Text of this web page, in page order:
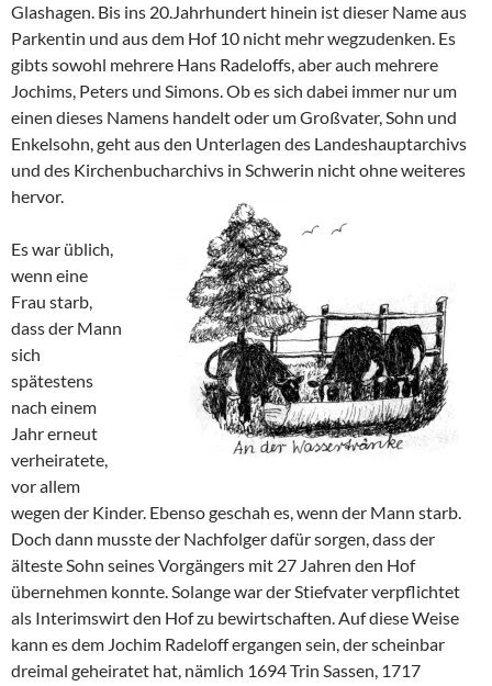
Glashagen. Bis ins 20.Jahrhundert hinein ist dieser Name aus
Parkentin und aus dem Hof 10 nicht mehr wegzudenken. Es
gibts sowohl mehrere Hans Radeloffs, aber auch mehrere
Jochims, Peters und Simons. Ob es sich dabei immer nur um
einen dieses Namens handelt oder um Großvater, Sohn und
Enkelsohn, geht aus den Unterlagen des Landeshauptarchivs
und des Kirchenbucharchivs in Schwerin nicht ohne weiteres
hervor.
Es war üblich,
wenn eine
Frau starb,
dass der Mann
sich
spätestens
nach einem
Jahr erneut
verheiratete,
vor allem
wegen der Kinder. Ebenso geschah es, wenn der Mann starb.
Doch dann musste der Nachfolger dafür sorgen, dass der
älteste Sohn seines Vorgängers mit 27 Jahren den Hof
übernehmen konnte. Solange war der Stiefvater verpflichtet
als Interimswirt den Hof zu bewirtschaften. Auf diese Weise
kann es dem Jochim Radeloff ergangen sein, der scheinbar
dreimal geheiratet hat, nämlich 1694 Trin Sassen, 1717